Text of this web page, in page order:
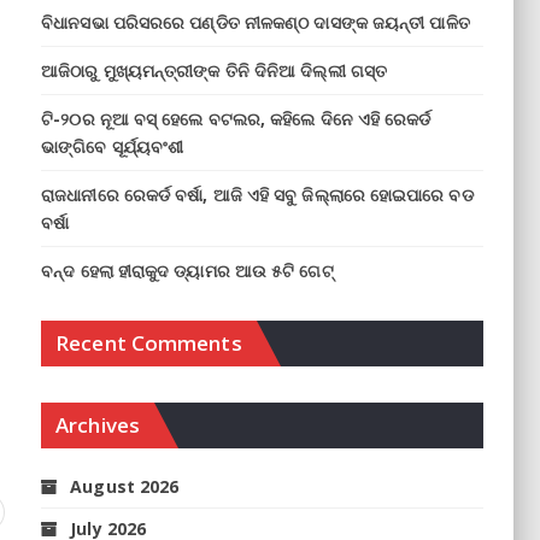
ବିଧାନସଭା ପରିସରରେ ପଣ୍ଡିତ ନୀଳକଣ୍ଠ ଦାସଙ୍କ ଜୟନ୍ତୀ ପାଳିତ
ଆଜିଠାରୁ ମୁଖ୍ୟମନ୍ତ୍ରୀଙ୍କ ତିନି ଦିନିଆ ଦିଲ୍ଲୀ ଗସ୍ତ
ଟି-୨୦ର ନୂଆ ବସ୍ ହେଲେ ବଟଲର, କହିଲେ ଦିନେ ଏହି ରେକର୍ଡ
ଭାଙ୍ଗିବେ ସୂର୍ଯ୍ୟବଂଶୀ
ରାଜଧାନୀରେ ରେକର୍ଡ ବର୍ଷା, ଆଜି ଏହି ସବୁ ଜିଲ୍ଲାରେ ହୋଇପାରେ ବଡ
ବର୍ଷା
ବନ୍ଦ ହେଲା ହୀରାକୁଦ ଡ୍ୟାମର ଆଉ ୫ଟି ଗେଟ୍
Recent Comments
Archives
August 2026
July 2026